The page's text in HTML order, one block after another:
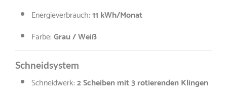
Energieverbrauch:11 kWh/Monat
Farbe:Grau / Weiß
Schneidsystem
Schneidwerk:2 Scheiben mit3 rotierenden Klingen